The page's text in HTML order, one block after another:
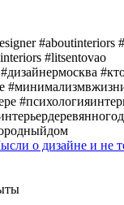
#aboutinteriors
#litsentovao
о дизайне и не